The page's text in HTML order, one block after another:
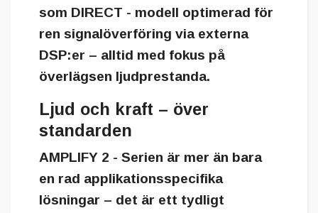
som DIRECT - modell optimerad för
ren signalöverföring via externa
DSP:er – alltid med fokus på
överlägsen ljudprestanda.
Ljud och kraft – över
standarden
AMPLIFY 2 - Serien är mer än bara
en rad applikationsspecifika
lösningar – det är ett tydligt